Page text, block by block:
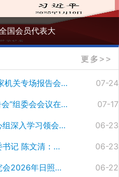
国会员代表大
2026年“双百”活动中央和国家机关专场报告会在京举行 07-24
2026年“百名法学家百场报告会”组委会会议在京召开 陈文清出席会议并讲话 07-17
中国法学会党组理论学习中心组深入学习领会习近平总书记关于思想政治工作的重要论述 认真贯彻落实《中国共产党思想政治工作条例》 王洪祥主持并讲话 景汉朝杨万明出席 06-23
中央政治局委员、中央政法委书记 陈文清：习近平法治思想是全面依法治国的根本遵循和行动指南 06-23
​中国法学会刑事执行法学研究会2026年日照专题研讨会召开 06-22